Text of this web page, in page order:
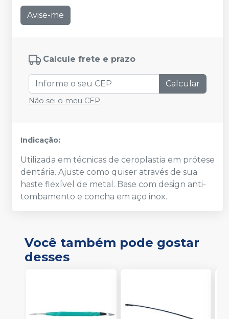
Avise-me
Calcule frete e prazo
Calcular
Não sei o meu CEP
Indicação:
Utilizada em técnicas de ceroplastia em prótese
dentária. Ajuste como quiser através de sua
haste flexível de metal. Base com design anti-
tombamento e concha em aço inox.
Você também pode gostar
desses